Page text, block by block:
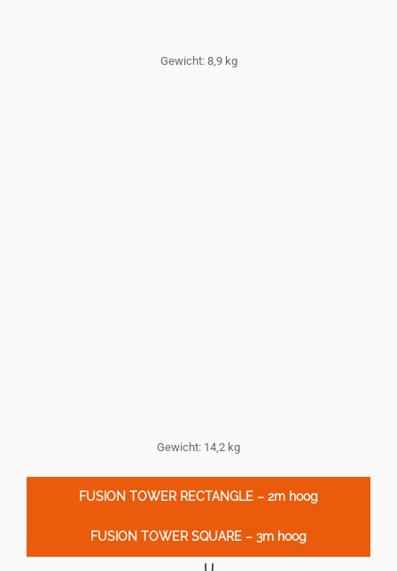
Gewicht: 8,9 kg
Gewicht: 14,2 kg
FUSION TOWER RECTANGLE – 2m hoog
FUSION TOWER SQUARE – 3m hoog